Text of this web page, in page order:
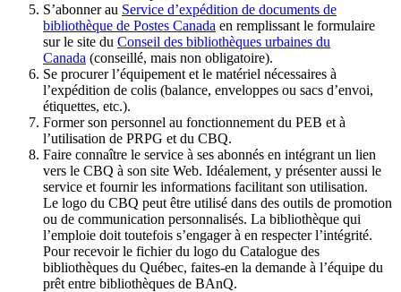
S’abonner au Service d’expédition de documents de
bibliothèque de Postes Canada en remplissant le formulaire
sur le site du Conseil des bibliothèques urbaines du
Canada (conseillé, mais non obligatoire).
Se procurer l’équipement et le matériel nécessaires à
l’expédition de colis (balance, enveloppes ou sacs d’envoi,
étiquettes, etc.).
Former son personnel au fonctionnement du PEB et à
l’utilisation de PRPG et du CBQ.
Faire connaître le service à ses abonnés en intégrant un lien
vers le CBQ à son site Web. Idéalement, y présenter aussi le
service et fournir les informations facilitant son utilisation.
Le logo du CBQ peut être utilisé dans des outils de promotion
ou de communication personnalisés. La bibliothèque qui
l’emploie doit toutefois s’engager à en respecter l’intégrité.
Pour recevoir le fichier du logo du Catalogue des
bibliothèques du Québec, faites-en la demande à l’équipe du
prêt entre bibliothèques de BAnQ.